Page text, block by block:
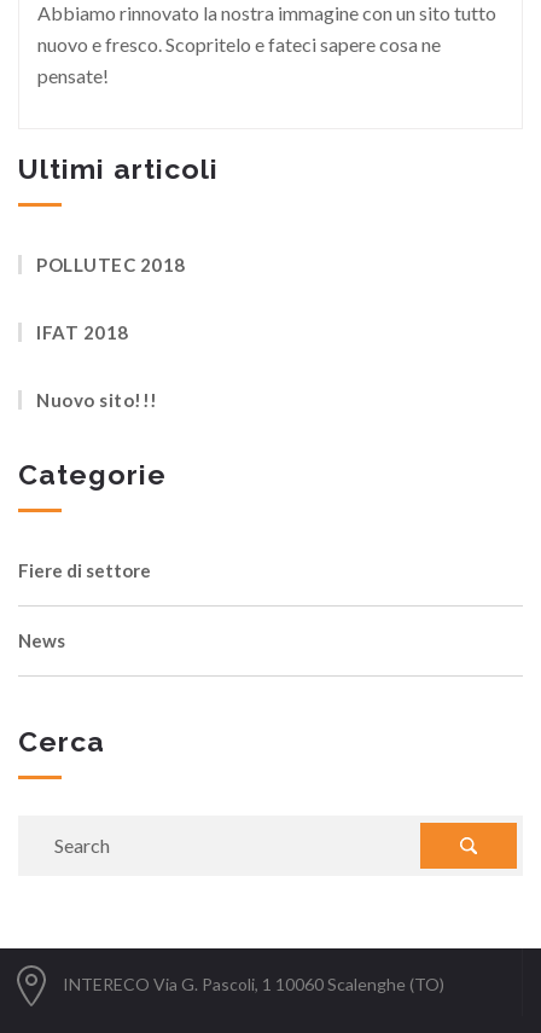
Abbiamo rinnovato la nostra immagine con un sito tutto
nuovo e fresco. Scopritelo e fateci sapere cosa ne
pensate!
Ultimi articoli
POLLUTEC 2018
IFAT 2018
Nuovo sito!!!
Categorie
Fiere di settore
News
Cerca
INTERECO Via G. Pascoli, 1 10060 Scalenghe (TO)